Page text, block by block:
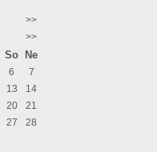
>>
>>
So Ne
6
7
13
14
20
21
27
28